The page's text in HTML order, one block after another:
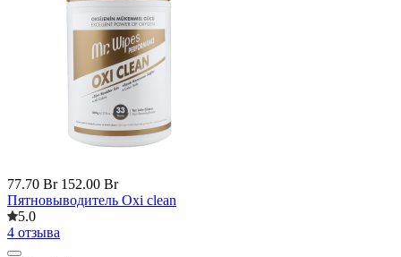
77.70 Br 152.00 Br
Пятновыводитель Oxi clean
5.0
4 отзыва